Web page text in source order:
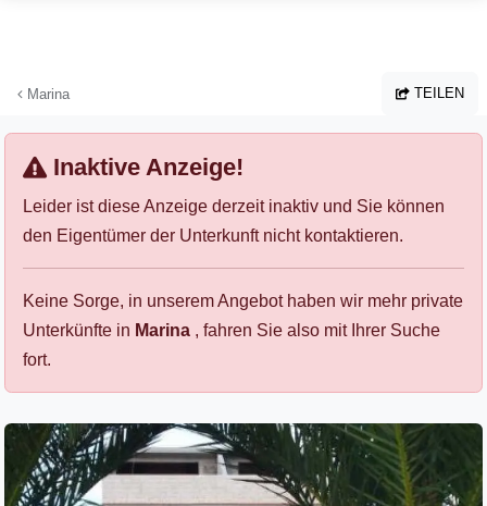
Marina TEILEN
Inaktive Anzeige!
Leider ist diese Anzeige derzeit inaktiv und Sie können
den Eigentümer der Unterkunft nicht kontaktieren.
Keine Sorge, in unserem Angebot haben wir mehr private
Unterkünfte in Marina , fahren Sie also mit Ihrer Suche
fort.